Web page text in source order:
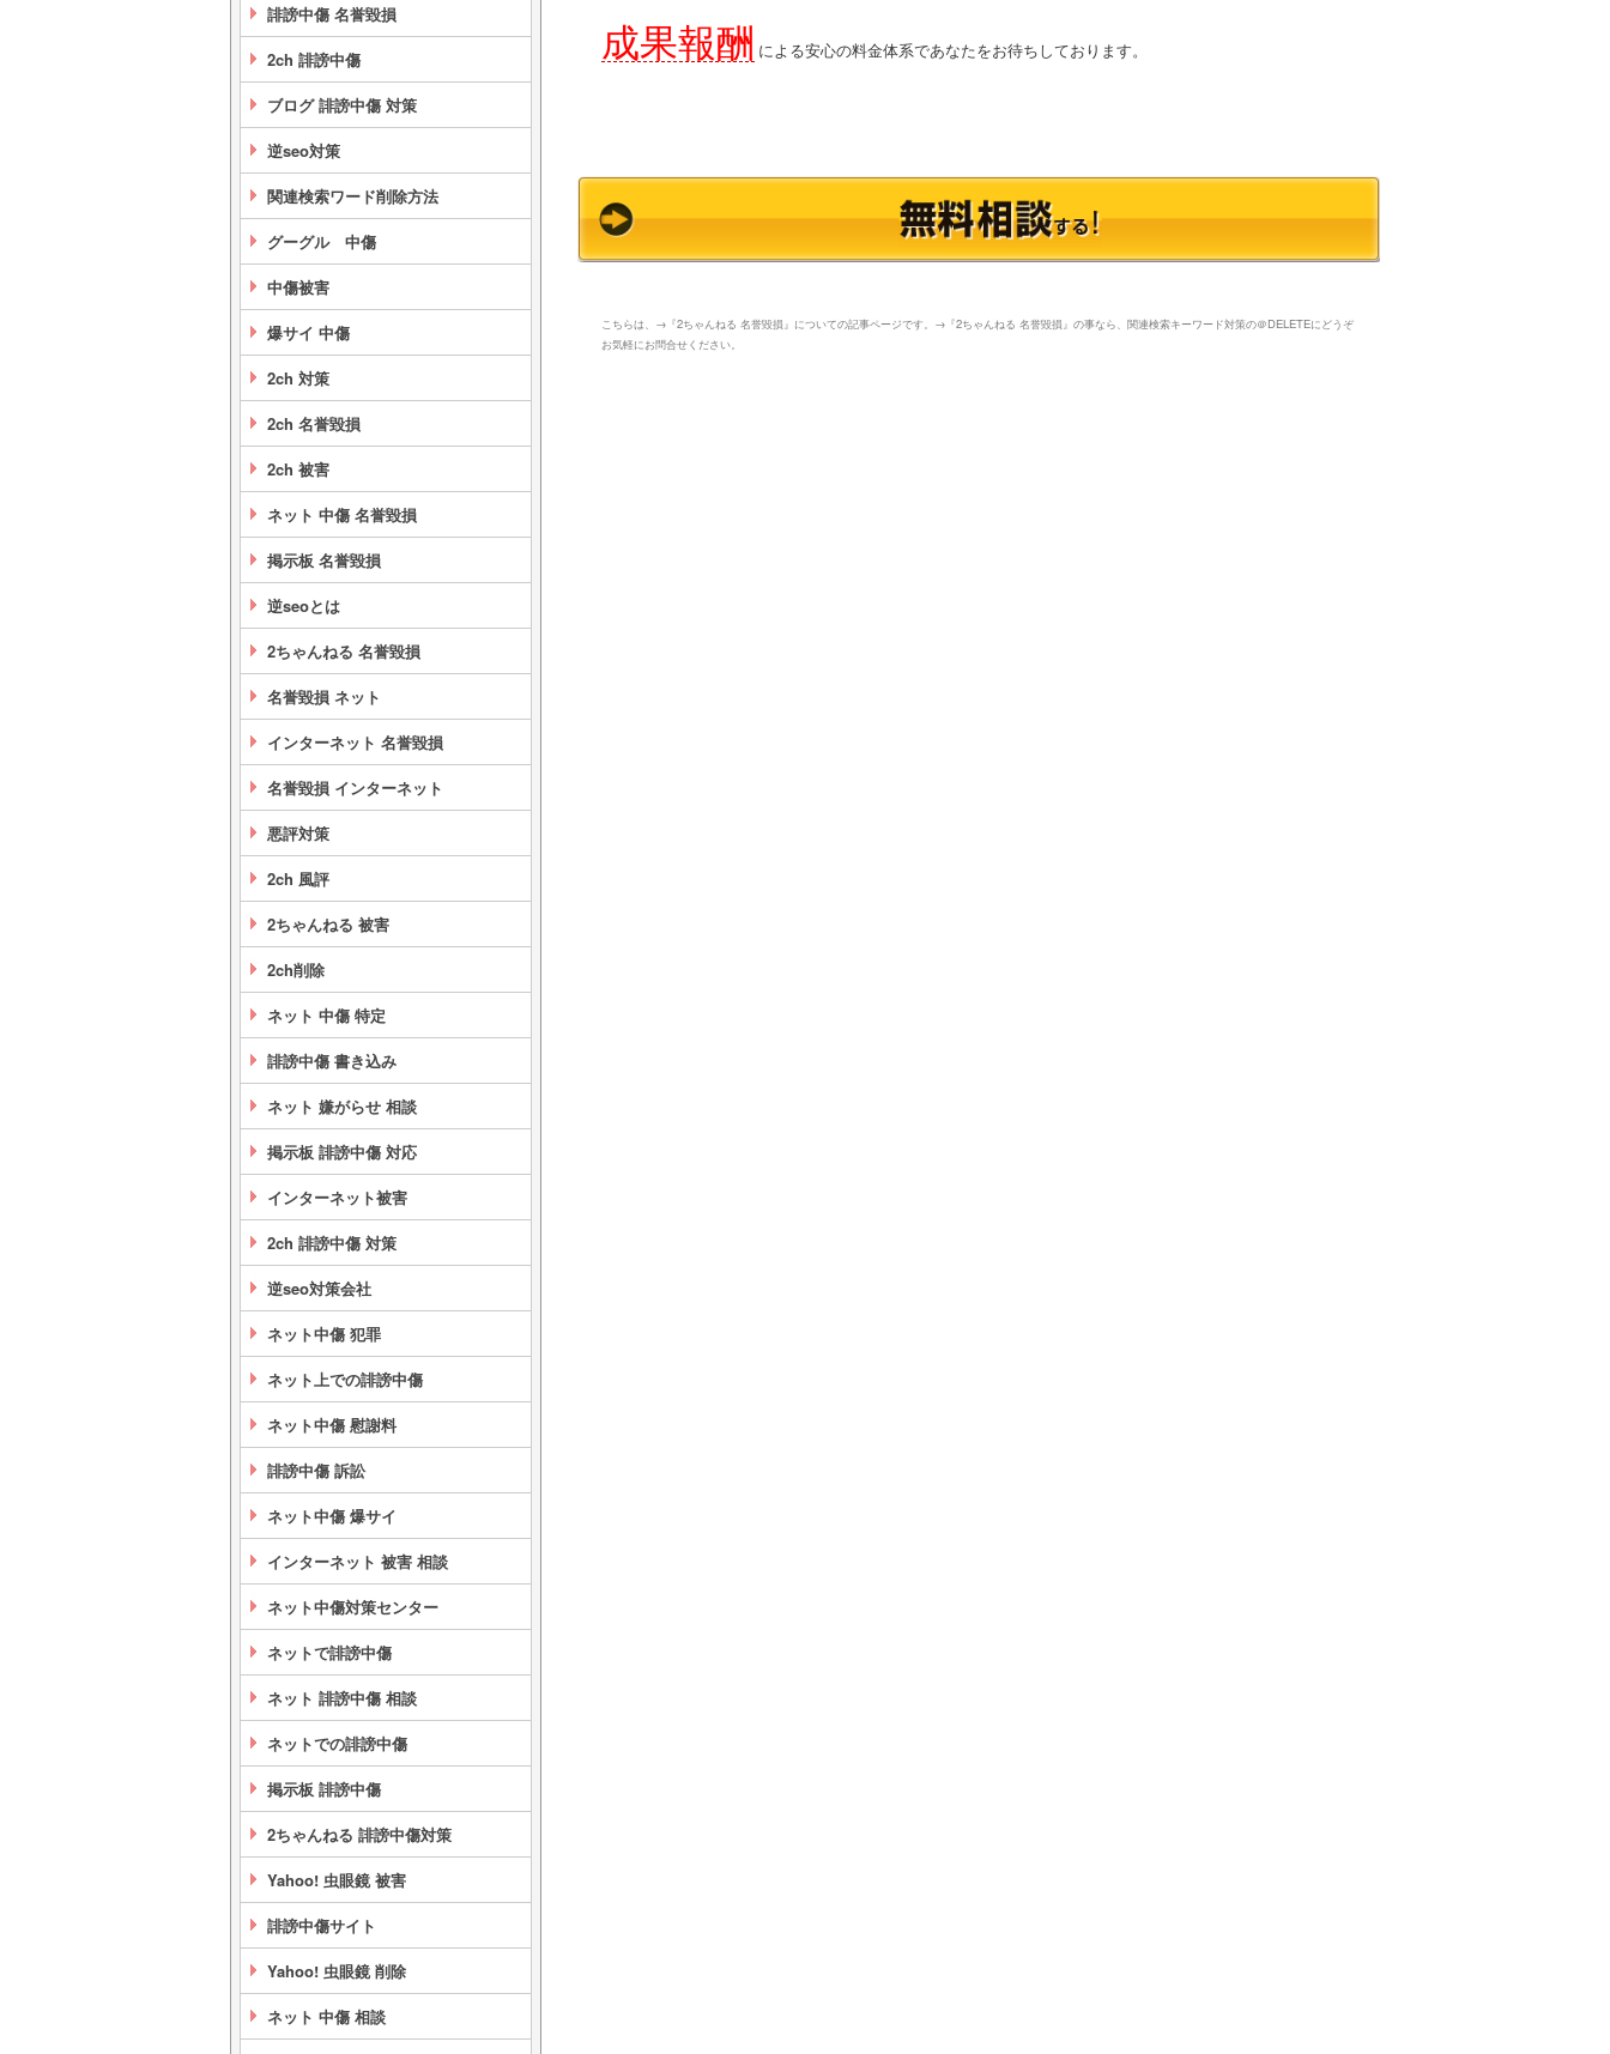
成果報酬 による安心の料金体系であなたをお待ちしております。
こちらは、→『2ちゃんねる 名誉毀損』についての記事ページです。→『2ちゃんねる 名誉毀損』の事なら、関連検索キーワード対策の＠DELETEにどうぞ
お気軽にお問合せください。
誹謗中傷 名誉毀損
2ch 誹謗中傷
ブログ 誹謗中傷 対策
逆seo対策
関連検索ワード削除方法
グーグル 中傷
中傷被害
爆サイ 中傷
2ch 対策
2ch 名誉毀損
2ch 被害
ネット 中傷 名誉毀損
掲示板 名誉毀損
逆seoとは
2ちゃんねる 名誉毀損
名誉毀損 ネット
インターネット 名誉毀損
名誉毀損 インターネット
悪評対策
2ch 風評
2ちゃんねる 被害
2ch削除
ネット 中傷 特定
誹謗中傷 書き込み
ネット 嫌がらせ 相談
掲示板 誹謗中傷 対応
インターネット被害
2ch 誹謗中傷 対策
逆seo対策会社
ネット中傷 犯罪
ネット上での誹謗中傷
ネット中傷 慰謝料
誹謗中傷 訴訟
ネット中傷 爆サイ
インターネット 被害 相談
ネット中傷対策センター
ネットで誹謗中傷
ネット 誹謗中傷 相談
ネットでの誹謗中傷
掲示板 誹謗中傷
2ちゃんねる 誹謗中傷対策
Yahoo! 虫眼鏡 被害
誹謗中傷サイト
Yahoo! 虫眼鏡 削除
ネット 中傷 相談